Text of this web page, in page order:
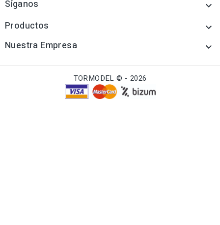
Síganos 
Productos 
Nuestra Empresa 
TORMODEL © - 2026